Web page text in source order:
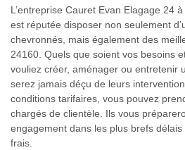
L’entreprise Cauret Evan Elagage 24
est réputée disposer non seulement
chevronnés, mais également des
24160. Quels que soient vos besoins
vouliez créer, aménager ou entretenir
serez jamais déçu de leurs
conditions tarifaires, vous pouvez
chargés de clientèle. Ils vous
engagement dans les plus brefs
frais.